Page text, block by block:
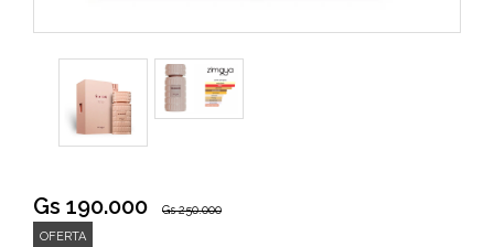
Gs 190.000
Gs 250.000
OFERTA